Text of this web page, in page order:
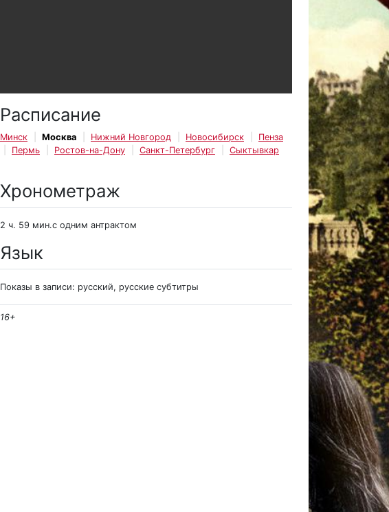
Расписание
Минск Москва Нижний Новгород Новосибирск
Пенза
Пермь
Ростов-на-Дону Санкт-Петербург Сыктывкар
Хронометраж
2 ч. 59 мин.с одним антрактом
Язык
Показы в записи: русский, русские субтитры
16+